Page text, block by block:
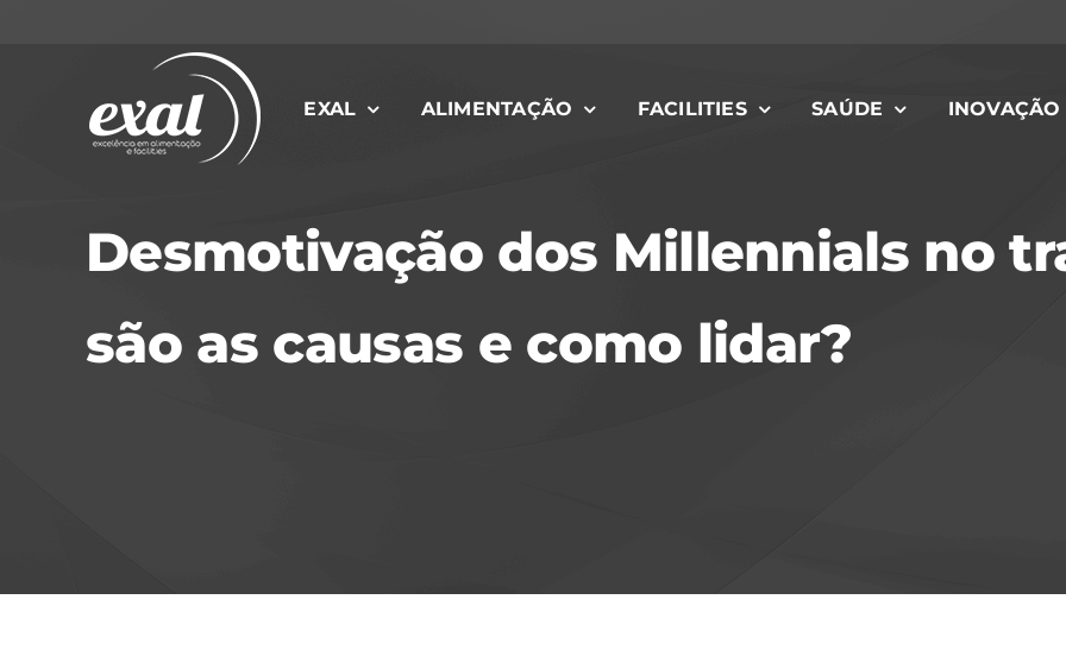
conteúdo
EXAL ALIMENTAÇÃO FACILITIES SAÚDE INOVAÇÃO
Desmotivação dos Millennials no
são as causas e como lidar?